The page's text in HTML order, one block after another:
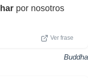
por nosotros
Ver frase
Buddha